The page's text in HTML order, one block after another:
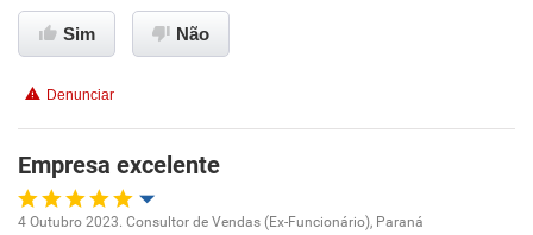
Ambiente de trabalho
Benefícios
Recomenda esta empresa
Sim Não
Denunciar
Empresa excelente
4 Outubro 2023. Consultor de Vendas (Ex-Funcionário), Paraná